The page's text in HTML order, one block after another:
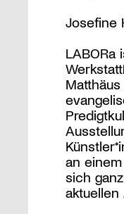
Josefine
LABORa
an
sich
aktuellen